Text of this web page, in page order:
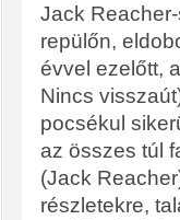
Jack
repülőn,
évvel ezelőtt,
Nincs
pocsékul
az összes túl
(Jack
részletekre,